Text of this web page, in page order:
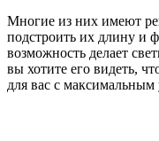
Многие из них имеют
подстроить их длину и
возможность делает
вы хотите его видеть,
для вас с максимальным